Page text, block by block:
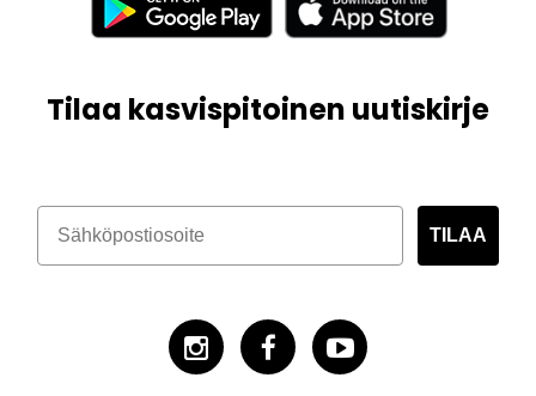
Tilaa kasvispitoinen uutiskirje
TILAA